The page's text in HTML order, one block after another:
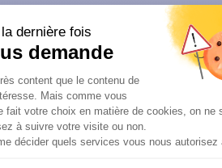
Pas d'alerte pour l'instant !